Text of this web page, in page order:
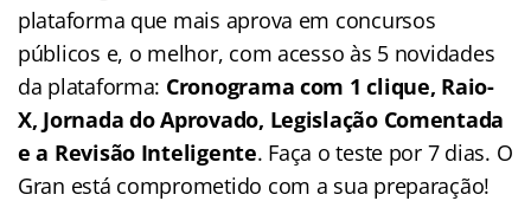
plataforma que mais aprova em concursos
públicos e, o melhor, com acesso às 5 novidades
da plataforma: Cronograma com 1 clique, Raio-
X, Jornada do Aprovado, Legislação Comentada
e a Revisão Inteligente. Faça o teste por 7 dias. O
Gran está comprometido com a sua preparação!